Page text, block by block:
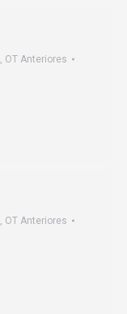
, OT Anteriores
, OT Anteriores